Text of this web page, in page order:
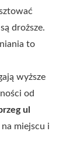
droższe.
to
wyższe
od
ul
miejscu i